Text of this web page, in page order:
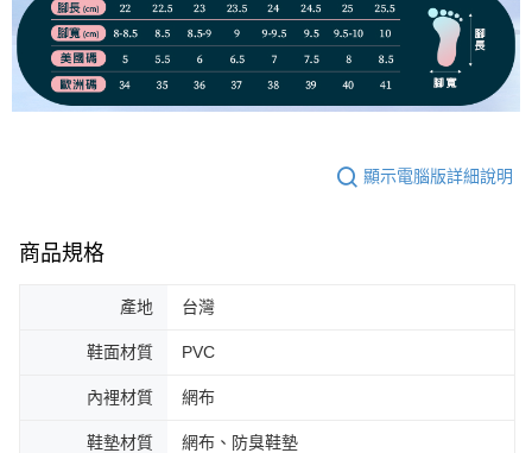
顯示電腦版詳細說明
商品規格
產地 台灣
鞋面材質 PVC
內裡材質 網布
鞋墊材質 網布、防臭鞋墊